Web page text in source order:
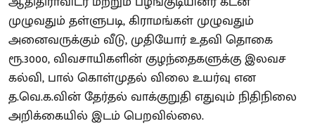
முழுவதும் தள்ளுபடி, கிராமங்கள் முழுவதும்
அனைவருக்கும் வீடு, முதியோர் உதவி தொகை
ரூ.3000, விவசாயிகளின் குழந்தைகளுக்கு இலவச
கல்வி, பால் கொள்முதல் விலை உயர்வு என
த.வெ.க.வின் தேர்தல் வாக்குறுதி எதுவும் நிதிநிலை
அறிக்கையில் இடம் பெறவில்லை.